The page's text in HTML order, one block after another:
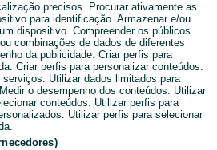
precisos. Procurar ativamente as
para identificação. Armazenar e/ou
dispositivo. Compreender os públicos
combinações de dados de diferentes
da publicidade. Criar perfis para
Criar perfis para personalizar conteúdos.
serviços. Utilizar dados limitados para
o desempenho dos conteúdos. Utilizar
conteúdos. Utilizar perfis para
Utilizar perfis para selecionar